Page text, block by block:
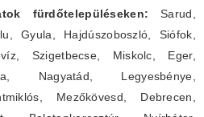
fürdőtelepüléseken:Sarud,
Gyula, Hajdúszoboszló, Siófok,
Szigetbecse, Miskolc, Eger,
Nagyatád, Legyesbénye,
Mezőkövesd, Debrecen,